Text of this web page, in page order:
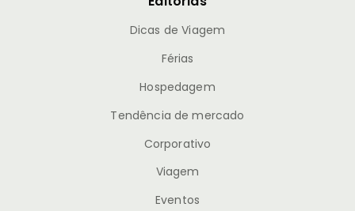
Dicas de Viagem
Férias
Hospedagem
Tendência de mercado
Corporativo
Viagem
Eventos